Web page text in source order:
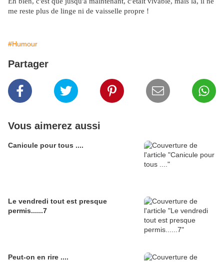
me reste plus de linge ni de vaisselle propre !
#Humour
Partager
Vous aimerez aussi
Canicule pour tous ....
Le vendredi tout est presque
permis......7
Peut-on en rire ....